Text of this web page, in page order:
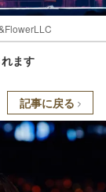
ます
記事に戻る